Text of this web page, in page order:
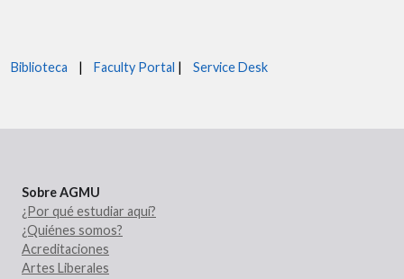
Biblioteca | Faculty Portal | Service Desk
Sobre AGMU
¿Por qué estudiar aquí?
¿Quiénes somos?
Acreditaciones
Artes Liberales